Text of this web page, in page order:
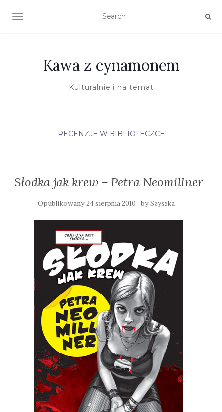
TOGGLE NAVIGATION
Kawa z cynamonem
Kulturalnie i na temat
RECENZJE W BIBLIOTECZCE
Słodka jak krew – Petra Neomillner
Opublikowany24 sierpnia 2010 bySzyszka